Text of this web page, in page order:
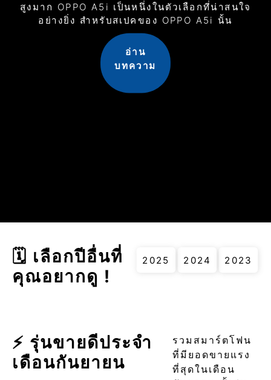
สูงมาก OPPO A5i เป็นหนึ่งในตัวเลือกที่น่าสนใจ
อย่างยิ่ง สำหรับสเปคของ OPPO A5i นั้น
อ่าน
บทความ
🗓 เลือกปีอื่นที่
คุณอยากดู !
2025 2024 2023
⚡ รุ่นขายดีประจำ
เดือนกันยายน
รวมสมาร์ตโฟน
ที่มียอดขายแรง
ที่สุดในเดือน